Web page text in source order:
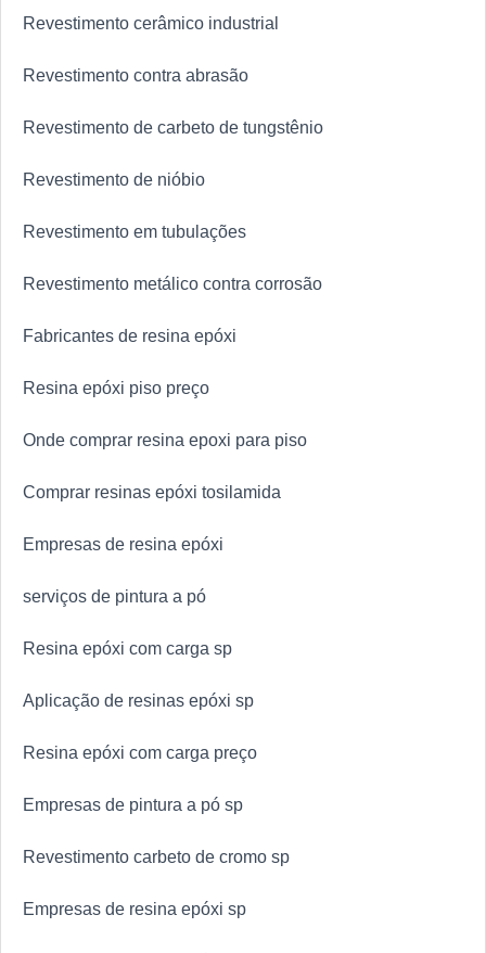
Revestimento cerâmico industrial
Revestimento contra abrasão
Revestimento de carbeto de tungstênio
Revestimento de nióbio
Revestimento em tubulações
Revestimento metálico contra corrosão
Fabricantes de resina epóxi
Resina epóxi piso preço
Onde comprar resina epoxi para piso
Comprar resinas epóxi tosilamida
Empresas de resina epóxi
serviços de pintura a pó
Resina epóxi com carga sp
Aplicação de resinas epóxi sp
Resina epóxi com carga preço
Empresas de pintura a pó sp
Revestimento carbeto de cromo sp
Empresas de resina epóxi sp